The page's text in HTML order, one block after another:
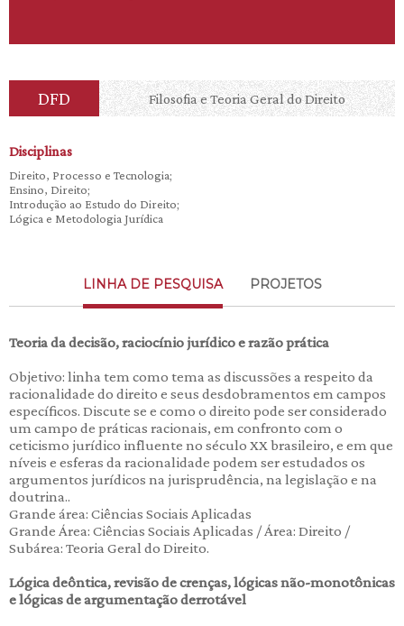
DFD Filosofia e Teoria Geral do Direito
Disciplinas
Direito, Processo e Tecnologia;
Ensino, Direito;
Introdução ao Estudo do Direito;
Lógica e Metodologia Jurídica
LINHA DE PESQUISA PROJETOS
Teoria da decisão, raciocínio jurídico e razão prática
Objetivo: linha tem como tema as discussões a respeito da
racionalidade do direito e seus desdobramentos em campos
específicos. Discute se e como o direito pode ser considerado
um campo de práticas racionais, em confronto com o
ceticismo jurídico influente no século XX brasileiro, e em que
níveis e esferas da racionalidade podem ser estudados os
argumentos jurídicos na jurisprudência, na legislação e na
doutrina..
Grande área: Ciências Sociais Aplicadas
Grande Área: Ciências Sociais Aplicadas / Área: Direito /
Subárea: Teoria Geral do Direito.
Lógica deôntica, revisão de crenças, lógicas não-monotônicas
e lógicas de argumentação derrotável